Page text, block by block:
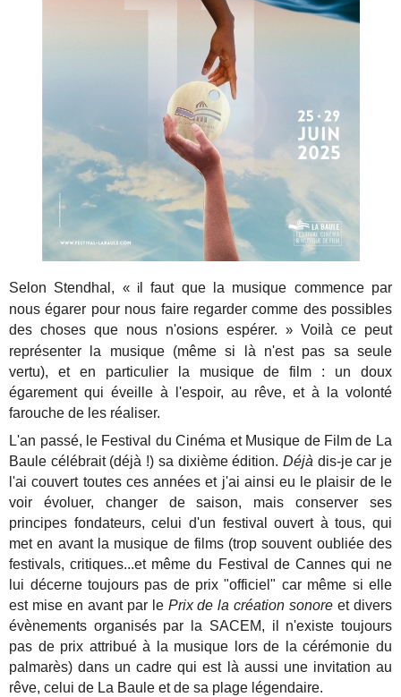
Selon Stendhal, « i l faut que la musique commence par
nous égarer pour nous faire regarder comme des possibles
des choses que nous n'osions espérer. » Voilà ce peut
représenter la musique (même si là n'est pas sa seule
vertu), et en particulier la musique de film : un doux
égarement qui éveille à l'espoir, au rêve, et à la volonté
farouche de les réaliser.
L'an passé, le Festival du Cinéma et Musique de Film de La
Baule célébrait (déjà !) sa dixième édition. Déjà dis-je car je
l'ai couvert toutes ces années et j'ai ainsi eu le plaisir de le
voir évoluer, changer de saison, mais conserver ses
principes fondateurs, celui d'un festival ouvert à tous, qui
met en avant la musique de films (trop souvent oubliée des
festivals, critiques...et même du Festival de Cannes qui ne
lui décerne toujours pas de prix "officiel" car même si elle
est mise en avant par le Prix de la création sonore et divers
évènements organisés par la SACEM, il n'existe toujours
pas de prix attribué à la musique lors de la cérémonie du
palmarès) dans un cadre qui est là aussi une invitation au
rêve, celui de La Baule et de sa plage légendaire.